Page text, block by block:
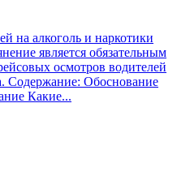
на алкоголь и наркотики
является обязательным
осмотров водителей
Содержание: Обоснование
Какие...